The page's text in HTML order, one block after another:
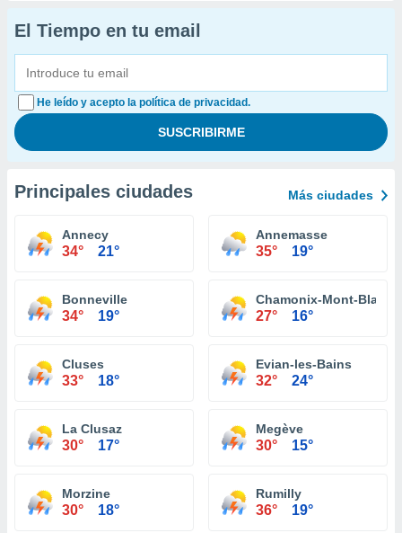
El Tiempo en tu email
He leído y acepto la política de privacidad.
Principales ciudades Más ciudades
Annecy
34° 21°
Annemasse
35° 19°
Bonneville
34° 19°
Chamonix-Mont-Blanc
27° 16°
Cluses
33° 18°
Evian-les-Bains
32° 24°
La Clusaz
30° 17°
Megève
30° 15°
Morzine
30° 18°
Rumilly
36° 19°